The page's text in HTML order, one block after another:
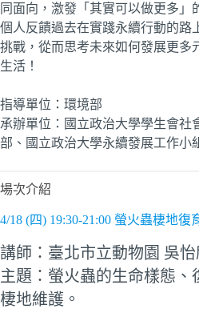
同面向，激發「其實可以做更多」
個人反饋過去在實踐永續行動的路
挑戰，從而思考未來如何發展更多
生活！
指導單位：環境部
承辦單位：國立政治大學學生會社
部、國立政治大學永續發展工作小
場次介紹
4/18 (四) 19:30-21:00 螢火蟲棲地復
講師：臺北市立動物園 吳
主題：螢火蟲的生命樣態、
棲地維護。